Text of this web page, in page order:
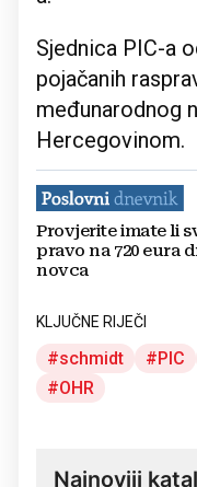
Sjednica PIC-a
pojačanih
međunarodnog
Hercegovinom.
Provjerite imate li
pravo na 720 eura
novca
KLJUČNE RIJEČI
schmidt PIC
OHR